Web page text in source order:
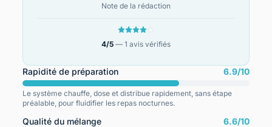
Note de la rédaction
4/5— 1 avis vérifiés
Rapidité de préparation 6.9/10
Le système chauffe, dose et distribue rapidement, sans étape
préalable, pour fluidifier les repas nocturnes.
Qualité du mélange 6.6/10